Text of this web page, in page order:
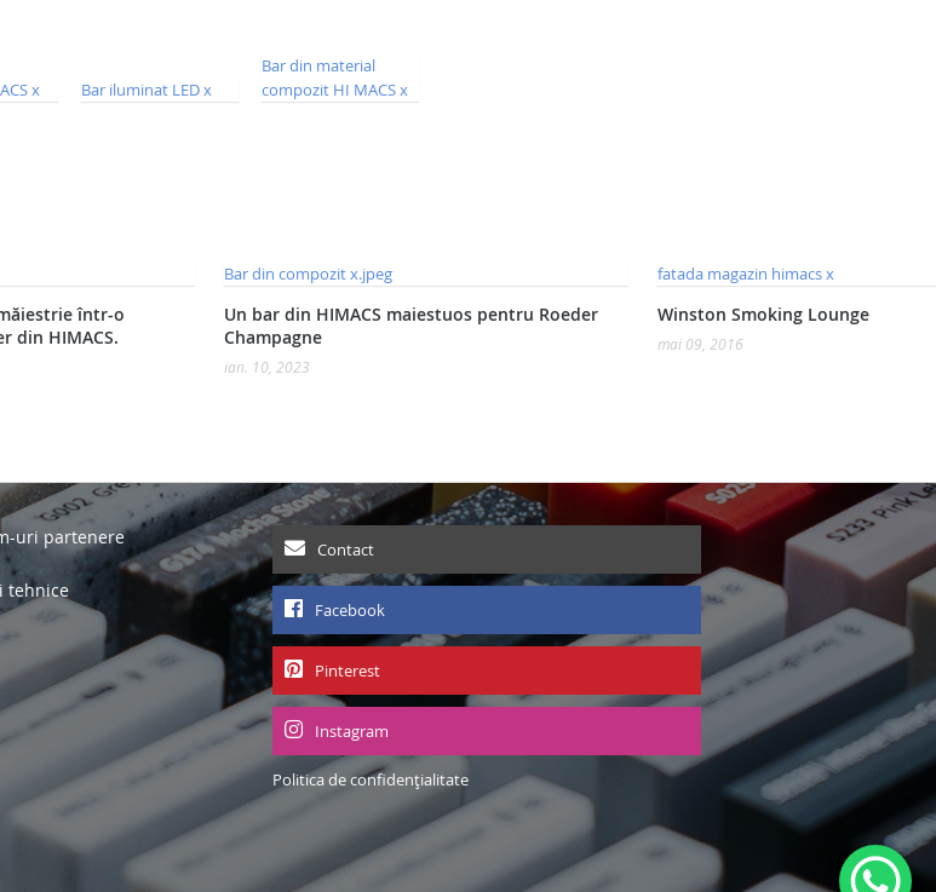
într-o
din HIMACS.
Un bar din HIMACS maiestuos pentru Roeder
Champagne
ian. 10, 2023
Winston Smoking Lounge
mai 09, 2016
uri partenere
tehnice
Contact
Facebook
Pinterest
Instagram
Politica de confidențialitate